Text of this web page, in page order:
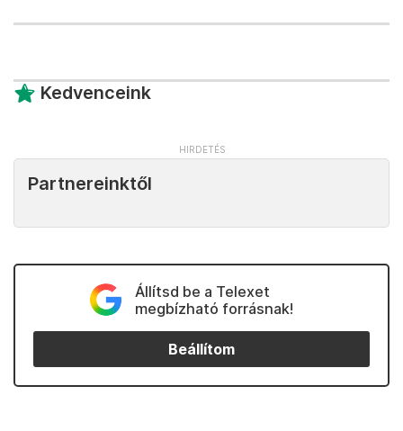
Kedvenceink
Partnereinktől
Állítsd be a Telexet
megbízható forrásnak!
Beállítom